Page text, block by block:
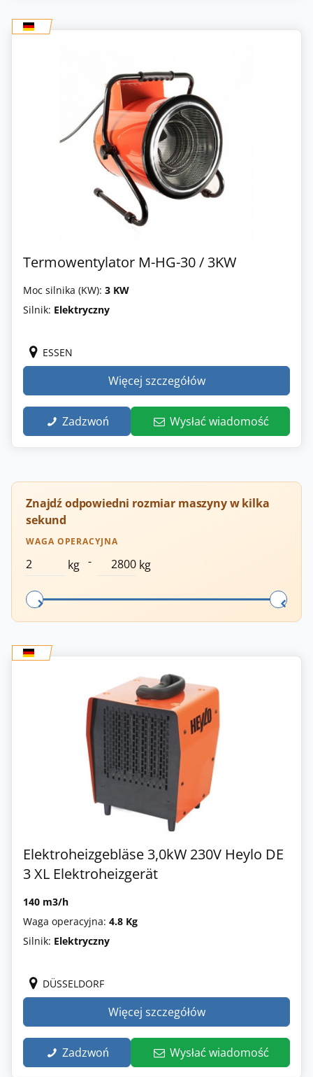
Termowentylator M-HG-30 / 3KW
Moc silnika (KW): 3 KW
Silnik: Elektryczny
ESSEN
Więcej szczegółów
Zadzwoń Wysłać wiadomość
Znajdź odpowiedni rozmiar maszyny w kilka
sekund
WAGA OPERACYJNA
kg - kg
Elektroheizgebläse 3,0kW 230V Heylo DE
3 XL Elektroheizgerät
140 m3/h
Waga operacyjna: 4.8 Kg
Silnik: Elektryczny
DÜSSELDORF
Więcej szczegółów
Zadzwoń Wysłać wiadomość